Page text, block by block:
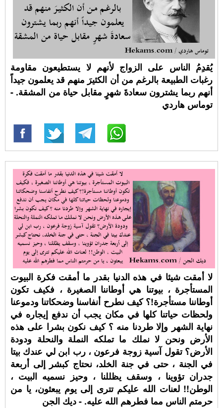
يُقدِمُ الناس على الزواج لأنهم لا يستطيعون مقاومة
رغبات الطبيعة بالرغم من أن الكثيرَ منهم قد يعلمون جيداً
أنهم ربما يشترون سعادةَ شهرٍ مقابل حياة من المشقة. -
توماس هاردي
لا أمقت شيئا في هذه الدنيا بقدر ما أمقت فكرة البيوت
المستأجرة ، بيوتنا هي أوطاننا الصغيرة ، فكيف تكون
أوطاننا مستأجرة!؟ كيف نطرح أنفاسنا وضحكاتنا ودموعنا
ولحظات حياتنا كلها في مكان يجب أن ندفع إيجاره في
نهاية الشهر وإلا طردنا منه ؟ كيف نكون بشرا على هذه
الأرض ونحن لا نملك ما تملكه النملة والنحلة ودودة
الأرض؟ تقول آسية زوجة فرعون ، رب ابن لي عندك بيتا
في الجنة ، حتى في جنة الخلد، نحتاج كبشر إلى أربعة
جدران تؤوينا ، وسقف يظللنا ، وحيز نسميه البيت ،
الوطن!! لعنات الله عليكم تترى إلى يوم يبعثون، يا من
حرمتم الناس مما فطرهم الله عليه. - ديك الجن